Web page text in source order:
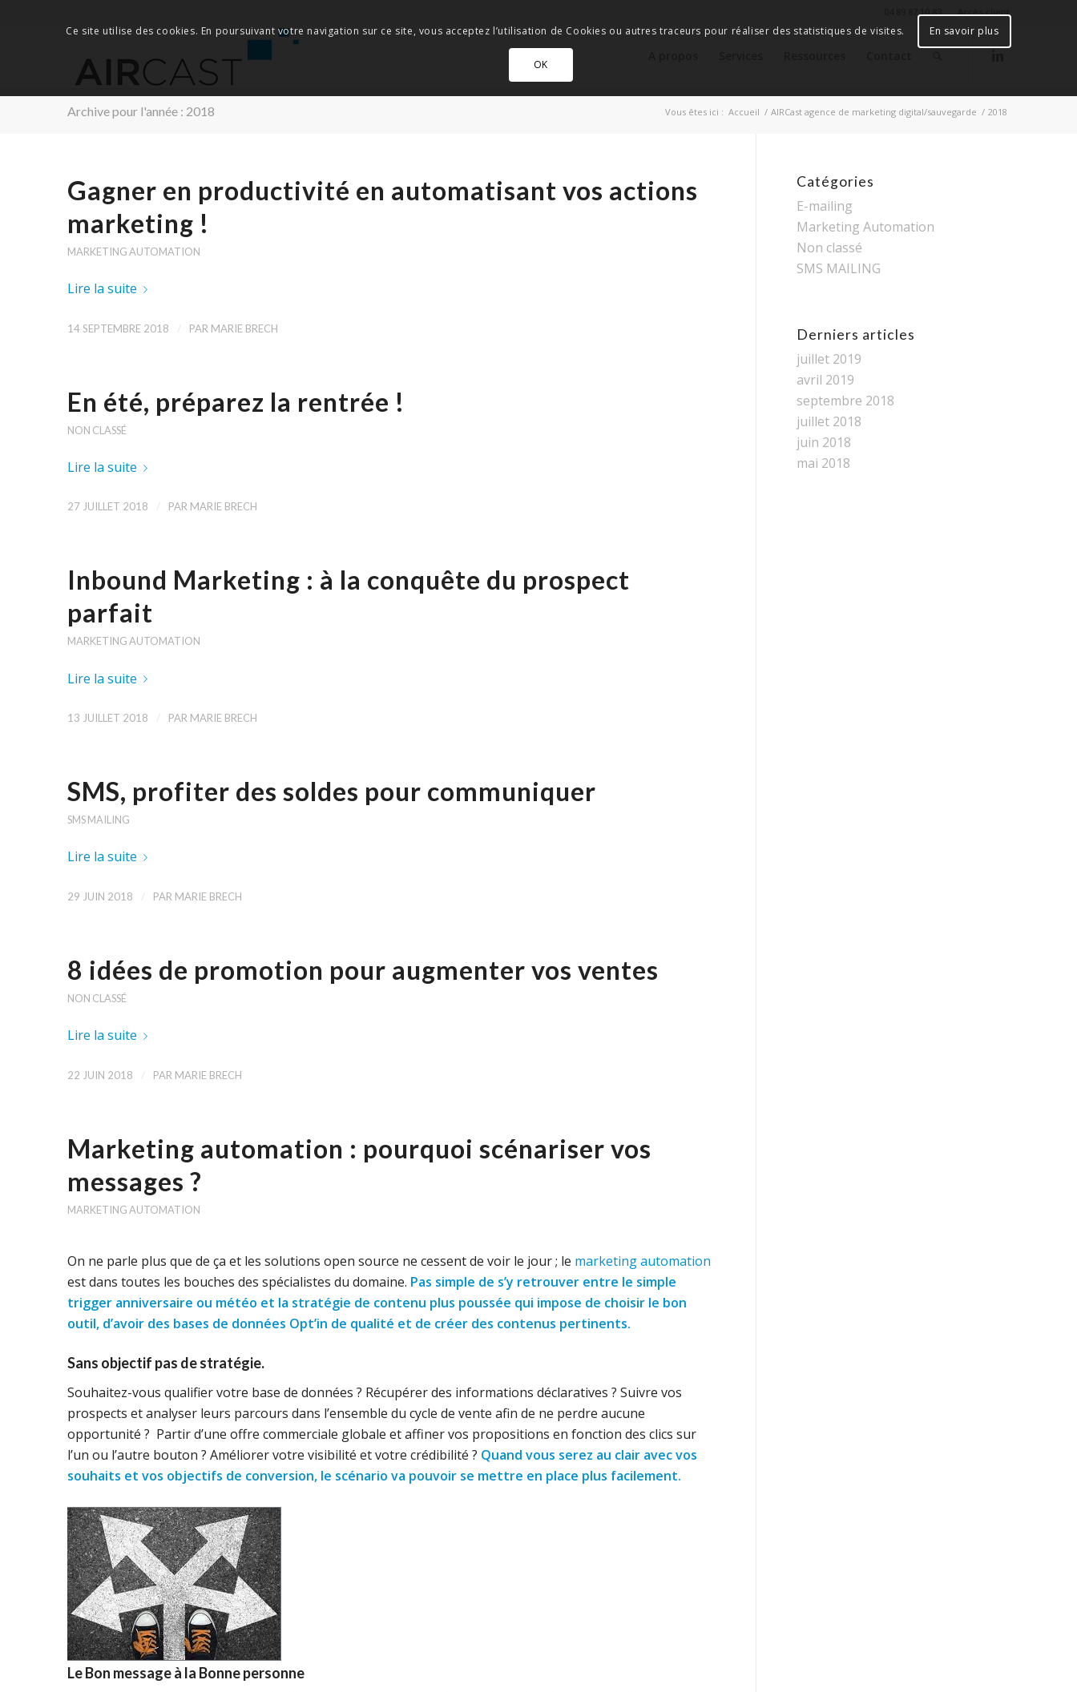
Accès client
04 89 87 10 83
Archive pour l'année : 2018 Vous êtes ici : Accueil / AIRCast agence de marketing digital/sauvegarde / 2018
Gagner en productivité en automatisant vos actions
marketing !
MARKETING AUTOMATION
Lire la suite
14 SEPTEMBRE 2018 PAR MARIE BRECH
En été, préparez la rentrée !
NON CLASSÉ
Lire la suite
27 JUILLET 2018 PAR MARIE BRECH
Inbound Marketing : à la conquête du prospect
parfait
MARKETING AUTOMATION
Lire la suite
13 JUILLET 2018 PAR MARIE BRECH
SMS, profiter des soldes pour communiquer
SMS MAILING
Lire la suite
29 JUIN 2018 PAR MARIE BRECH
8 idées de promotion pour augmenter vos ventes
NON CLASSÉ
Lire la suite
22 JUIN 2018 PAR MARIE BRECH
Marketing automation : pourquoi scénariser vos
messages ?
MARKETING AUTOMATION
On ne parle plus que de ça et les solutions open source ne cessent de voir le jour ; le marketing automation
est dans toutes les bouches des spécialistes du domaine. Pas simple de s’y retrouver entre le simple
trigger anniversaire ou météo et la stratégie de contenu plus poussée qui impose de choisir le bon
outil, d’avoir des bases de données Opt’in de qualité et de créer des contenus pertinents.
Sans objectif pas de stratégie.
Souhaitez-vous qualifier votre base de données ? Récupérer des informations déclaratives ? Suivre vos
prospects et analyser leurs parcours dans l’ensemble du cycle de vente afin de ne perdre aucune
opportunité ? Partir d’une offre commerciale globale et affiner vos propositions en fonction des clics sur
l’un ou l’autre bouton ? Améliorer votre visibilité et votre crédibilité ? Quand vous serez au clair avec vos
souhaits et vos objectifs de conversion, le scénario va pouvoir se mettre en place plus facilement.
Le Bon message à la Bonne personne
Catégories
E-mailing
Marketing Automation
Non classé
SMS MAILING
Derniers articles
juillet 2019
avril 2019
septembre 2018
juillet 2018
juin 2018
mai 2018
Ce site utilise des cookies. En poursuivant votre navigation sur ce site, vous acceptez l’utilisation de Cookies ou autres traceurs pour réaliser des statistiques de visites. En savoir plus
OK